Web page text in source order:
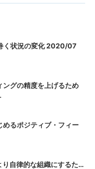
く状況の変化 2020/07
ングの精度を上げるため
めるポジティブ・フィー
り自律的な組織にするた…